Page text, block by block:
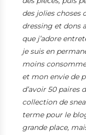
des jolies choses
dressing et dons
que j’adore
je suis en
moins
et mon envie de
d’avoir 50 paires
collection de
terme pour le
grande place,